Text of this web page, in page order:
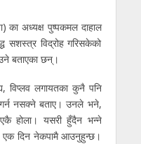
का अध्यक्ष पुष्पकमल दाहाल
सशस्त्र विद्रोह गरिसकेको
बताएका छन्।
विप्लव लगायतका कुनै पनि
नसक्ने बताए। उनले भने,
होला। यसरी हुँदैन भन्ने
एक दिन नेकपामै आउनुहुन्छ।